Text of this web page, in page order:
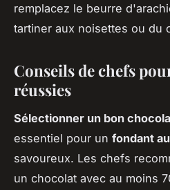
remplacez le beurre
tartiner aux noisettes ou du
Conseils de chefs
réussies
Sélectionner un bon
essentiel pour un fondant
savoureux. Les chefs
un chocolat avec au moins